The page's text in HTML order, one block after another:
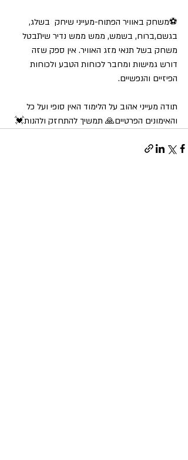
⚽משחק באוויר הפתוח-מעייני שיחק  בשלג,
בגשם,ברוח, בשמש, ממש ממש נדיר שיתבטל
משחק בשל תנאי מזג האוויר. אין ספק שזה
דורש גמישות ומחבר לכוחות הטבע ולכוחות
הפיזיים והנפשיים.
תודה מעייני אהוב על הלימוד האין סופי ועל כל
והאימונים הפרטיים🙏 תמשיך להתחזק ולהנות💓